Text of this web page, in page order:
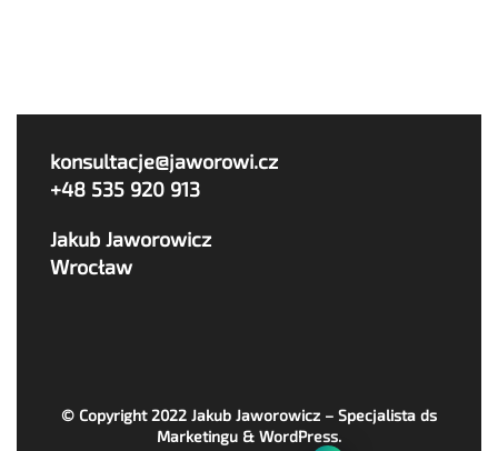
konsultacje@jaworowi.cz
+48 535 920 913
Jakub Jaworowicz
Wrocław
© Copyright 2022 Jakub Jaworowicz – Specjalista ds
Marketingu & WordPress.